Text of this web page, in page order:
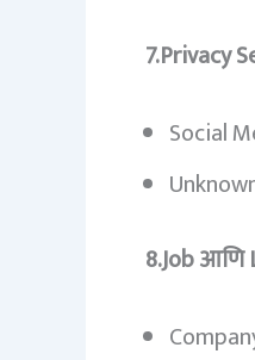
7.Privacy
Social
8.Job आणि